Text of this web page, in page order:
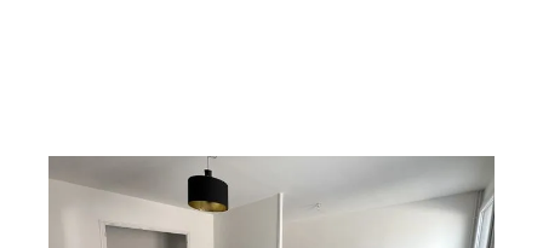
ANNONAY 07
, 3 pièces
Ref : 5181